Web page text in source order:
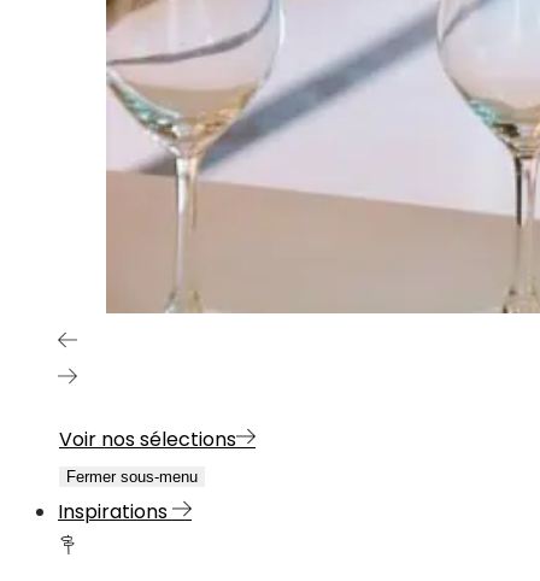
Voir nos sélections
Fermer sous-menu
Inspirations